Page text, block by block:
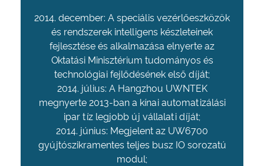
2014. december: A speciális vezérlőeszközök
és rendszerek intelligens készleteinek
fejlesztése és alkalmazása elnyerte az
Oktatási Minisztérium tudományos és
technológiai fejlődésének első díját;
2014. július: A Hangzhou UWNTEK
megnyerte 2013-ban a kínai automatizálási
ipar tíz legjobb új vállalati díját;
2014. június: Megjelent az UW6700
gyújtószikramentes teljes busz IO sorozatú
modul;